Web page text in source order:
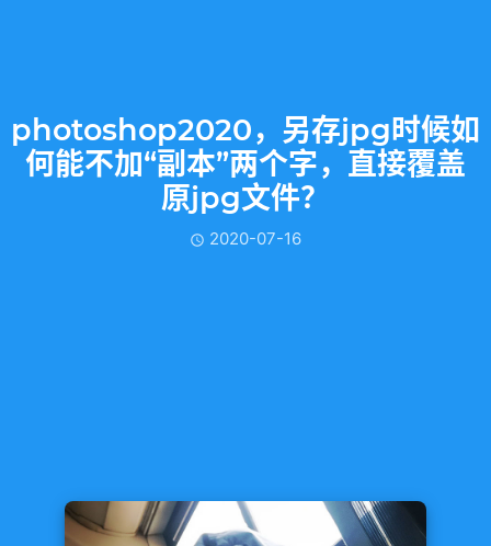
photoshop2020，另存jpg时候如
何能不加“副本”两个字，直接覆盖
原jpg文件？
 2020-07-16